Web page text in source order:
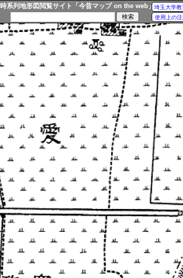
時系列地形図閲覧サイト「今昔マップ on the web」埼玉大学
使用上の